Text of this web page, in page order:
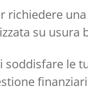
richiedere
su usura
soddisfare le